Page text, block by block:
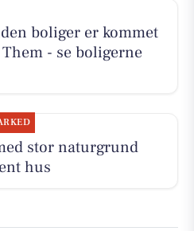
boliger er kommet
- se boligerne
stor naturgrund
hus